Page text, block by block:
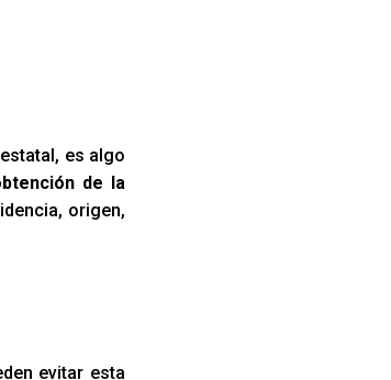
es algo
de la
origen,
evitar esta